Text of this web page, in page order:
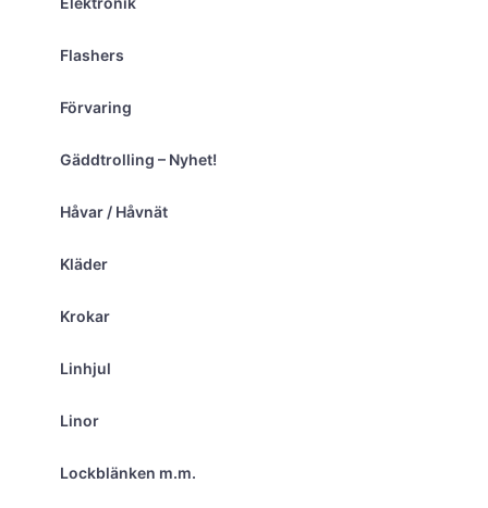
Flashers
Förvaring
Gäddtrolling – Nyhet!
Håvar / Håvnät
Kläder
Krokar
Linhjul
Linor
Lockblänken m.m.